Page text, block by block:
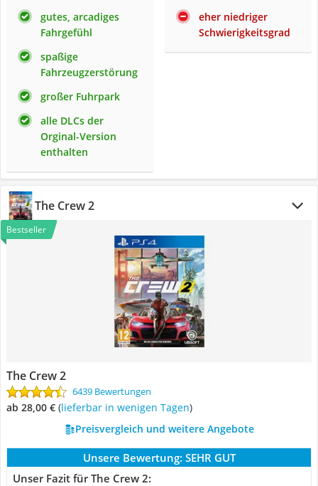
gutes, arcadiges
Fahrgefühl
spaßige
Fahrzeugzerstörung
großer Fuhrpark
alle DLCs der
Orginal-Version
enthalten
eher niedriger
Schwierigkeitsgrad
The Crew 2
Bestseller
The Crew 2
6439 Bewertungen
ab 28,00 € ( Lieferbar in wenigen Tagen)
Preisvergleich und weitere Angebote
Unsere Bewertung: SEHR GUT
Unser Fazit für The Crew 2: